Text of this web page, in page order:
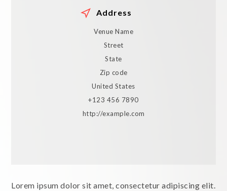
Address
Venue Name
Street
State
Zip code
United States
+123 456 7890
http://example.com
Lorem ipsum dolor sit amet, consectetur adipiscing elit.